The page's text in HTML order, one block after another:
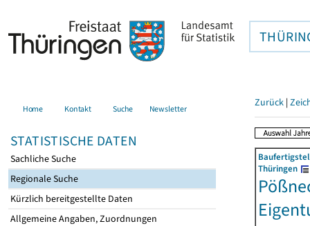
Home Kontakt Suche Newsletter
STATISTISCHE DATEN
Sachliche Suche
Regionale Suche
Kürzlich bereitgestellte Daten
Allgemeine Angaben, Zuordnungen
Zurück |
Thüringen